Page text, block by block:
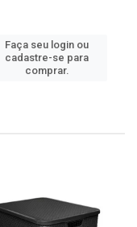
Faça seu login ou
cadastre-se para
comprar.